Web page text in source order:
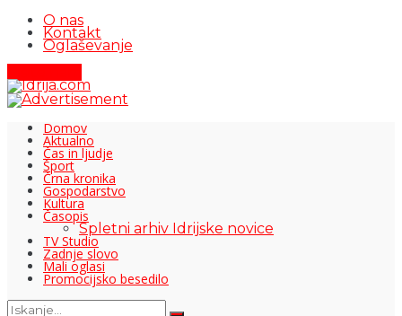
O nas
Kontakt
Oglaševanje
Domov
Aktualno
Čas in ljudje
Šport
Črna kronika
Gospodarstvo
Kultura
Časopis
Spletni arhiv Idrijske novice
TV Studio
Zadnje slovo
Mali oglasi
Promocijsko besedilo